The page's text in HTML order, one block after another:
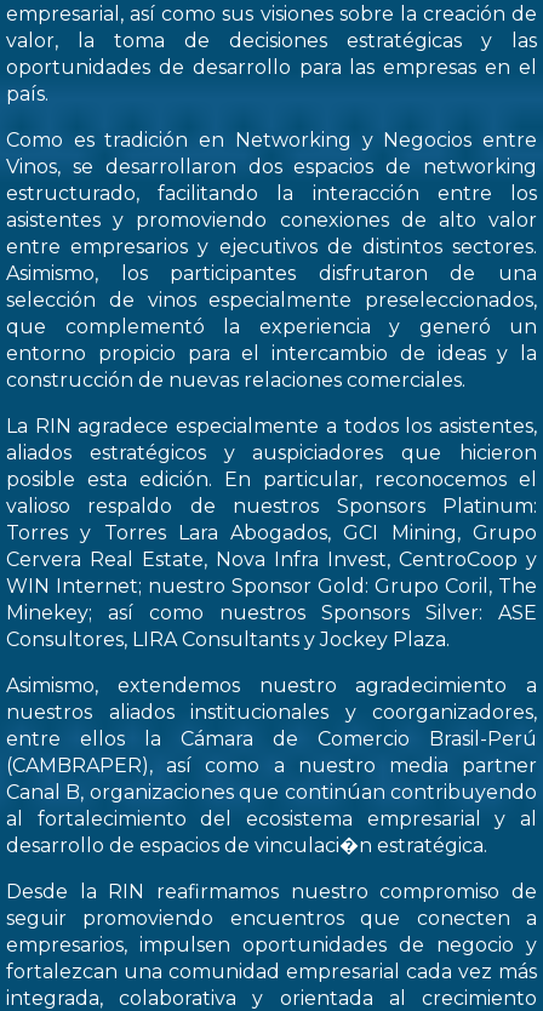
empresarial, así como sus visiones sobre la creación de
valor, la toma de decisiones estratégicas y las
oportunidades de desarrollo para las empresas en el
país.
Como es tradición en Networking y Negocios entre
Vinos, se desarrollaron dos espacios de networking
estructurado, facilitando la interacción entre los
asistentes y promoviendo conexiones de alto valor
entre empresarios y ejecutivos de distintos sectores.
Asimismo, los participantes disfrutaron de una
selección de vinos especialmente preseleccionados,
que complementó la experiencia y generó un
entorno propicio para el intercambio de ideas y la
construcción de nuevas relaciones comerciales.
La RIN agradece especialmente a todos los asistentes,
aliados estratégicos y auspiciadores que hicieron
posible esta edición. En particular, reconocemos el
valioso respaldo de nuestros Sponsors Platinum:
Torres y Torres Lara Abogados, GCI Mining, Grupo
Cervera Real Estate, Nova Infra Invest, CentroCoop y
WIN Internet; nuestro Sponsor Gold: Grupo Coril, The
Minekey; así como nuestros Sponsors Silver: ASE
Consultores, LIRA Consultants y Jockey Plaza.
Asimismo, extendemos nuestro agradecimiento a
nuestros aliados institucionales y coorganizadores,
entre ellos la Cámara de Comercio Brasil-Perú
(CAMBRAPER), así como a nuestro media partner
Canal B, organizaciones que continúan contribuyendo
al fortalecimiento del ecosistema empresarial y al
desarrollo de espacios de vinculaci�n estratégica.
Desde la RIN reafirmamos nuestro compromiso de
seguir promoviendo encuentros que conecten a
empresarios, impulsen oportunidades de negocio y
fortalezcan una comunidad empresarial cada vez más
integrada, colaborativa y orientada al crecimiento